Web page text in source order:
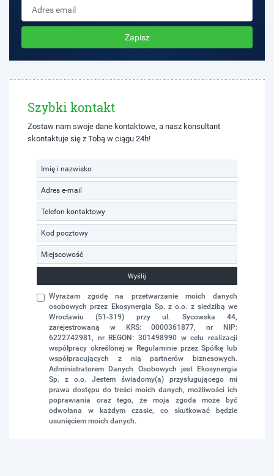
Zapisz
Szybki kontakt
Zostaw nam swoje dane kontaktowe, a nasz konsultant
skontaktuje się z Tobą w ciągu 24h!
Wyślij
Wyrażam zgodę na przetwarzanie moich danych
osobowych przez Ekosynergia Sp. z o.o. z siedzibą we
Wrocławiu (51-319) przy ul. Sycowska 44,
zarejestrowaną w KRS: 0000361877, nr NIP:
6222742981, nr REGON: 301498990 w celu realizacji
współpracy określonej w Regulaminie przez Spółkę lub
współpracujących z nią partnerów biznesowych.
Administratorem Danych Osobowych jest Ekosynergia
Sp. z o.o. Jestem świadomy(a) przysługującego mi
prawa dostępu do treści moich danych, możliwości ich
poprawiania oraz tego, że moja zgoda może być
odwołana w każdym czasie, co skutkować będzie
usunięciem moich danych.